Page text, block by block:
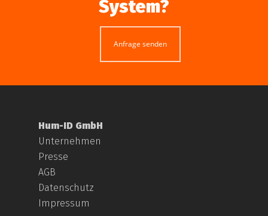
System?
Anfrage senden
Hum-ID GmbH
Unternehmen
Presse
AGB
Datenschutz
Impressum